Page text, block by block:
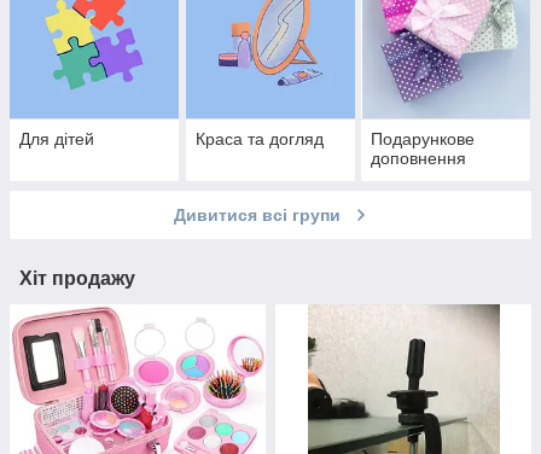
Для дітей Краса та догляд
Подарункове
доповнення
Дивитися всі групи
Хіт продажу